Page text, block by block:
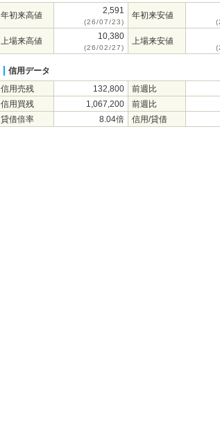
年初来高値 2,591
(26/07/23)
年初来安値
上場来高値 10,380
(26/02/27)
上場来安値
信用データ
信用売残
132,800 前週比
信用買残
1,067,200 前週比
貸借倍率
8.04倍 信用/貸借